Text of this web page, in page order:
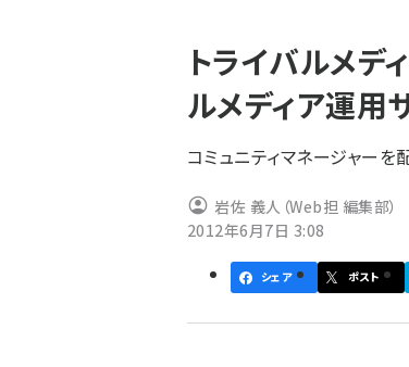
ン
く
ず
トライバルメデ
ルメディア運用
コミュニティマネージャー
岩佐 義人（Web担 編集部）
2012年6月7日 3:08
シェア ポスト